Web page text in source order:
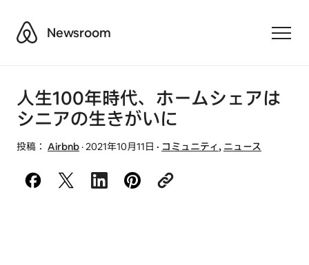
AirbnbNewsroom
人生100年時代、ホームシェアは
シニアの生きがいに
投稿： Airbnb ·2021年10月11日 · コミュニティ, ニュース